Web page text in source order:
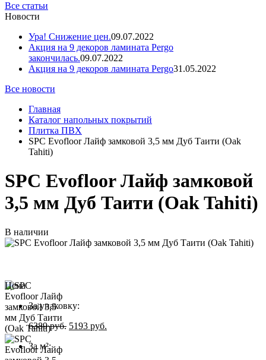
Все статьи
Новости
Ура! Снижение цен.09.07.2022
Акция на 9 декоров ламината Pergo
закончилась.09.07.2022
Акция на 9 декоров ламината Pergo31.05.2022
Все новости
Главная
Каталог напольных покрытий
Плитка ПВХ
SPC Evofloor Лайф замковой 3,5 мм Дуб Таити (Oak
Tahiti)
SPC Evofloor Лайф замковой
3,5 мм Дуб Таити (Oak Tahiti)
В наличии
Цена
За упаковку:
6389руб. 5193 руб.
За м²: